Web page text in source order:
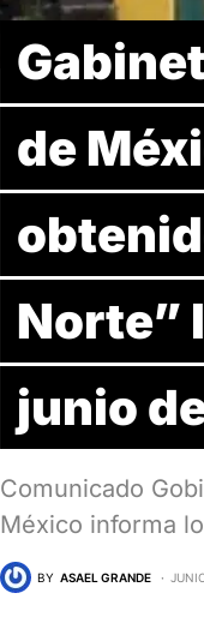
de
Norte”
junio
Comunicado
México informa
BY ASAEL GRANDE